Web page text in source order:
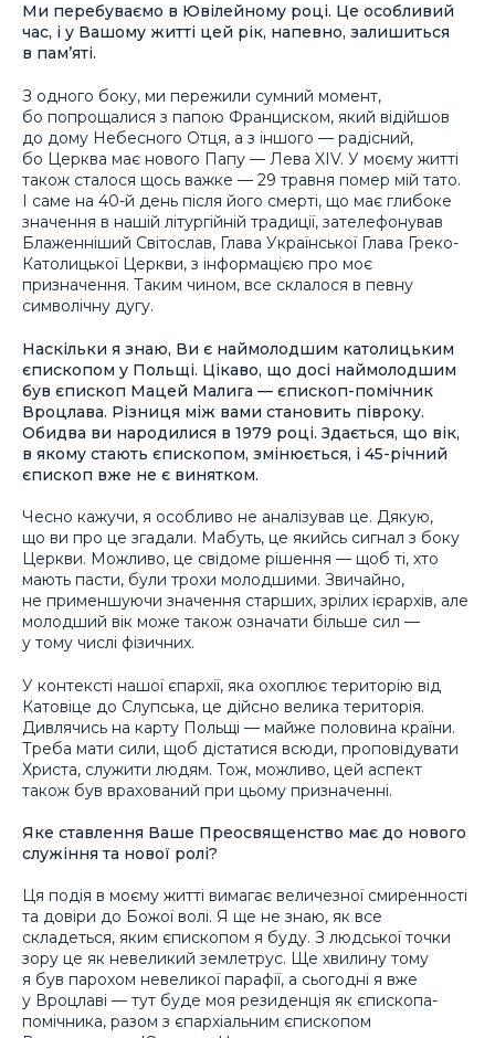
Ми перебуваємо в Ювілейному році. Це особливий
час, і у Вашому житті цей рік, напевно, залишиться
в пам’яті.
З одного боку, ми пережили сумний момент,
бо попрощалися з папою Франциском, який відійшов
до дому Небесного Отця, а з іншого — радісний,
бо Церква має нового Папу — Лева XIV. У моєму житті
також сталося щось важке — 29 травня помер мій тато.
І саме на 40-й день після його смерті, що має глибоке
значення в нашій літургійній традиції, зателефонував
Блаженніший Світослав, Глава Української Глава Греко-
Католицької Церкви, з інформацією про моє
призначення. Таким чином, все склалося в певну
символічну дугу.
Наскільки я знаю, Ви є наймолодшим католицьким
єпископом у Польщі. Цікаво, що досі наймолодшим
був єпископ Мацей Малига — єпископ-помічник
Вроцлава. Різниця між вами становить півроку.
Обидва ви народилися в 1979 році. Здається, що вік,
в якому стають єпископом, змінюється, і 45-річний
єпископ вже не є винятком.
Чесно кажучи, я особливо не аналізував це. Дякую,
що ви про це згадали. Мабуть, це якийсь сигнал з боку
Церкви. Можливо, це свідоме рішення — щоб ті, хто
мають пасти, були трохи молодшими. Звичайно,
не применшуючи значення старших, зрілих ієрархів, але
молодший вік може також означати більше сил —
у тому числі фізичних.
У контексті нашої єпархії, яка охоплює територію від
Катовіце до Слупська, це дійсно велика територія.
Дивлячись на карту Польщі — майже половина країни.
Треба мати сили, щоб дістатися всюди, проповідувати
Христа, служити людям. Тож, можливо, цей аспект
також був врахований при цьому призначенні.
Яке ставлення Ваше Преосвященство має до нового
служіння та нової ролі?
Ця подія в моєму житті вимагає величезної смиренності
та довіри до Божої волі. Я ще не знаю, як все
складеться, яким єпископом я буду. З людської точки
зору це як невеликий землетрус. Ще хвилину тому
я був парохом невеликої парафії, а сьогодні я вже
у Вроцлаві — тут буде моя резиденція як єпископа-
помічника, разом з єпархіальним єпископом